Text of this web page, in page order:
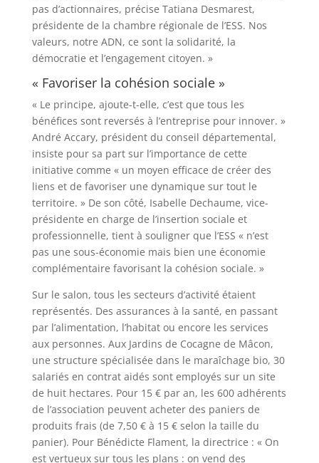
pas d’actionnaires, précise Tatiana Desmarest,
présidente de la chambre régionale de l’ESS. Nos
valeurs, notre ADN, ce sont la solidarité, la
démocratie et l’engagement citoyen. »
« Favoriser la cohésion sociale »
« Le principe, ajoute-t-elle, c’est que tous les
bénéfices sont reversés à l’entreprise pour innover. »
André Accary, président du conseil départemental,
insiste pour sa part sur l’importance de cette
initiative comme « un moyen efficace de créer des
liens et de favoriser une dynamique sur tout le
territoire. » De son côté, Isabelle Dechaume, vice-
présidente en charge de l’insertion sociale et
professionnelle, tient à souligner que l’ESS « n’est
pas une sous-économie mais bien une économie
complémentaire favorisant la cohésion sociale. »
Sur le salon, tous les secteurs d’activité étaient
représentés. Des assurances à la santé, en passant
par l’alimentation, l’habitat ou encore les services
aux personnes. Aux Jardins de Cocagne de Mâcon,
une structure spécialisée dans le maraîchage bio, 30
salariés en contrat aidés sont employés sur un site
de huit hectares. Pour 15 € par an, les 600 adhérents
de l’association peuvent acheter des paniers de
produits frais (de 7,50 € à 15 € selon la taille du
panier). Pour Bénédicte Flament, la directrice : « On
est vertueux sur tous les plans : on vend des